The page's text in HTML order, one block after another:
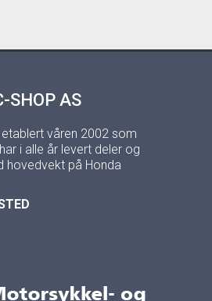
SHOP AS
våren 2002 som
i alle år levert deler og
hovedvekt på Honda